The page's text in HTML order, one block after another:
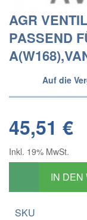
AGR
PASSEND
Auf die
45,51 €
Inkl. 19% MwSt.
IN DEN
SKU